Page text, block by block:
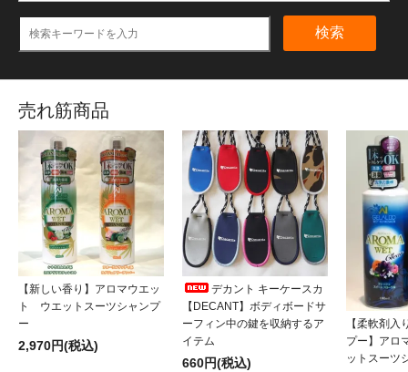
検索
売れ筋商品
【新しい香り】アロマウエッ
ト ウエットスーツシャンプ
ー
2,970円(税込)
デカント キーケースカ
【DECANT】ボディボードサ
ーフィン中の鍵を収納するア
イテム
660円(税込)
【柔軟剤入
プー】アロ
ットスーツ